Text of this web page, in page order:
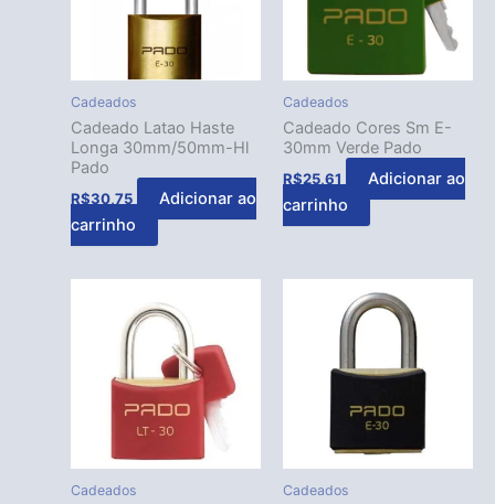
Cadeados
Cadeado Latao Haste
Longa 30mm/50mm-Hl
Pado
R$30,75
Adicionar ao
carrinho
Cadeados
Cadeado Cores Sm E-
30mm Verde Pado
R$25,61
Adicionar ao
carrinho
Cadeados Cadeados